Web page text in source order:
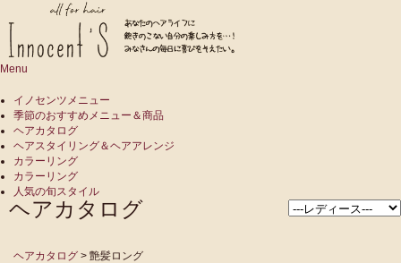
Menu
イノセンツメニュー
季節のおすすめメニュー＆商品
ヘアカタログ
ヘアスタイリング＆ヘアアレンジ
カラーリング
カラーリング
人気の旬スタイル
ヘアカタログ
ヘアカタログ > 艶髪ロング